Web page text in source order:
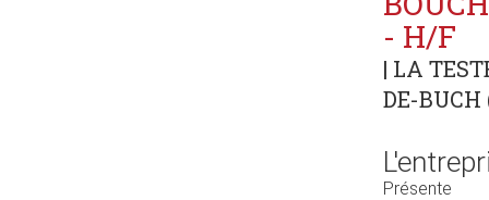
- H/F
| LA
DE-BUCH
Présente